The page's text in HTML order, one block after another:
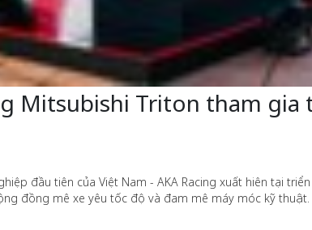
Mitsubishi Triton tham
đầu tiên của Việt Nam - AKA Racing xuất hiên tại
đồng mê xe yêu tốc độ và đam mê máy móc kỹ thuật.